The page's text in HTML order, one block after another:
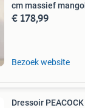
cm massief
€ 178,99
Bezoek website
Dressoir